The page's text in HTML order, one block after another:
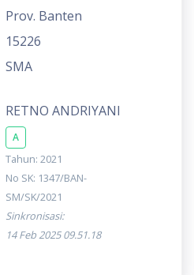
Prov. Banten
15226
SMA
RETNO ANDRIYANI
A
Tahun: 2021
No SK: 1347/BAN-
SM/SK/2021
Sinkronisasi:
14 Feb 2025 09.51.18